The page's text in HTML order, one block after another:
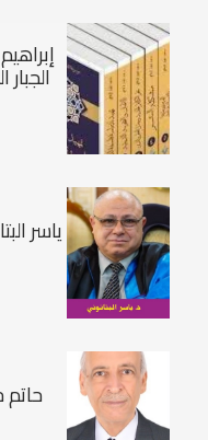
ياسر